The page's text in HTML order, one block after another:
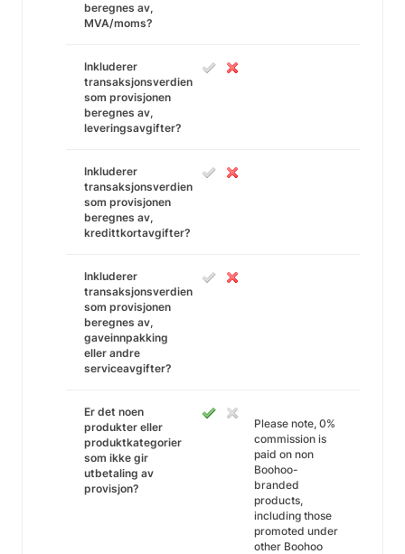
beregnes av,
MVA/moms?
Inkluderer
transaksjonsverdien
som provisjonen
beregnes av,
leveringsavgifter?
Inkluderer
transaksjonsverdien
som provisjonen
beregnes av,
kredittkortavgifter?
Inkluderer
transaksjonsverdien
som provisjonen
beregnes av,
gaveinnpakking
eller andre
serviceavgifter?
Er det noen
produkter eller
produktkategorier
som ikke gir
utbetaling av
provisjon?
Please note, 0%
commission is
paid on non
Boohoo-
branded
products,
including those
promoted under
other Boohoo